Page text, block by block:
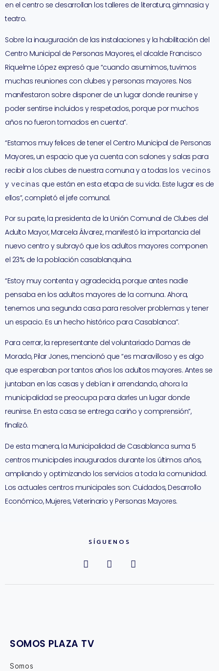
en el centro se desarrollan los talleres de literatura, gimnasia y
teatro.
Sobre la inauguración de las instalaciones y la habilitación del
Centro Municipal de Personas Mayores, el alcalde Francisco
Riquelme López expresó que “cuando asumimos, tuvimos
muchas reuniones con clubes y personas mayores. Nos
manifestaron sobre disponer de un lugar donde reunirse y
poder sentirse incluidos y respetados, porque por muchos
años no fueron tomados en cuenta”.
“Estamos muy felices de tener el Centro Municipal de Personas
Mayores, un espacio que ya cuenta con salones y salas para
recibir a los clubes de nuestra comuna y a todas los vecinos
y vecinas que están en esta etapa de su vida. Este lugar es de
ellos”, completó el jefe comunal.
Por su parte, la presidenta de la Unión Comunal de Clubes del
Adulto Mayor, Marcela Álvarez, manifestó la importancia del
nuevo centro y subrayó que los adultos mayores componen
el 23% de la población casablanquina.
“Estoy muy contenta y agradecida, porque antes nadie
pensaba en los adultos mayores de la comuna. Ahora,
tenemos una segunda casa para resolver problemas y tener
un espacio. Es un hecho histórico para Casablanca”.
Para cerrar, la representante del voluntariado Damas de
Morado, Pilar Jones, mencionó que “es maravilloso y es algo
que esperaban por tantos años los adultos mayores. Antes se
juntaban en las casas y debían ir arrendando, ahora la
municipalidad se preocupa para darles un lugar donde
reunirse. En esta casa se entrega cariño y comprensión”,
finalizó.
De esta manera, la Municipalidad de Casablanca suma 5
centros municipales inaugurados durante los últimos años,
ampliando y optimizando los servicios a toda la comunidad.
Los actuales centros municipales son: Cuidados, Desarrollo
Económico, Mujeres, Veterinario y Personas Mayores.
SÍGUENOS
SOMOS PLAZA TV
Somos